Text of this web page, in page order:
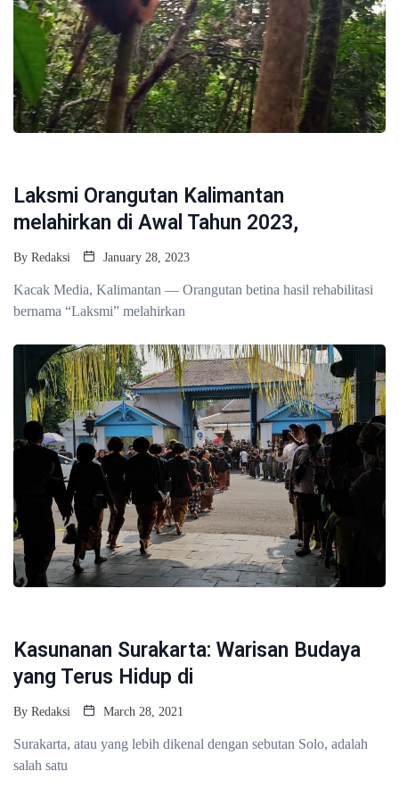
Laksmi Orangutan Kalimantan
melahirkan di Awal Tahun 2023,
Kacak Media, Kalimantan — Orangutan betina hasil rehabilitasi
bernama “Laksmi” melahirkan
By Redaksi January 28, 2023
Kasunanan Surakarta: Warisan Budaya
yang Terus Hidup di
Surakarta, atau yang lebih dikenal dengan sebutan Solo, adalah
salah satu
By Redaksi March 28, 2021